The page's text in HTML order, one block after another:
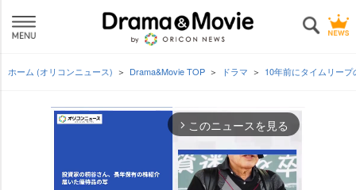
ホーム (オリコンニュース) Drama&Movie TOP ドラマ 10年前にタイムリー
arrow_forward_ios このニュースを見る